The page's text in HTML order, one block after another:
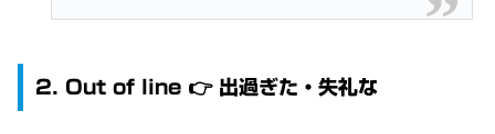
2. Out of line 👉 出過ぎた・失礼な